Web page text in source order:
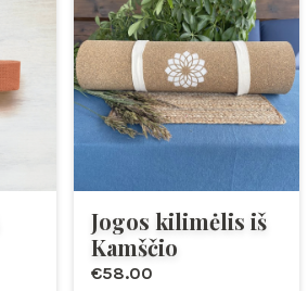
Jogos kilimėlis iš
Kamščio
€58.00